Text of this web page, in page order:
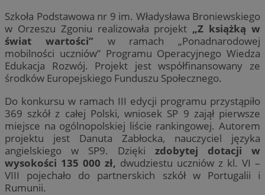
Szkoła Podstawowa nr 9 im. Władysława Broniewskiego
w Orzeszu Zgoniu realizowała projekt „Z książką w
świat wartości” w ramach „Ponadnarodowej
mobilności uczniów” Programu Operacyjnego Wiedza
Edukacja Rozwój. Projekt jest współfinansowany ze
środków Europejskiego Funduszu Społecznego.
Do konkursu w ramach III edycji programu przystąpiło
369 szkół z całej Polski, wniosek SP 9 zajął pierwsze
miejsce na ogólnopolskiej liście rankingowej. Autorem
projektu jest Danuta Zabłocka, nauczyciel języka
angielskiego w SP9. Dzięki zdobytej dotacji w
wysokości 135 000 zł, dwudziestu uczniów z kl. VI –
VIII pojechało do partnerskich szkół w Portugalii i
Rumunii.